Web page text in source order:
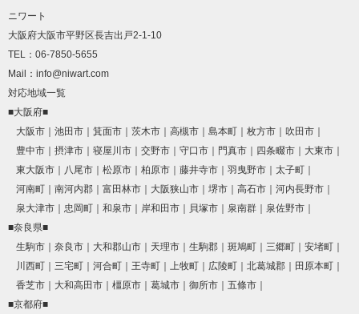
ニワート
大阪府大阪市平野区長吉出戸2-1-10
TEL：06-7850-5655
Mail：info@niwart.com
対応地域一覧
■大阪府■
大阪市
池田市 箕面市 茨木市 高槻市 島本町 枚方市
吹田市
豊中市
摂津市 寝屋川市 交野市 守口市 門真市 四条畷市
大東市
東大阪市
八尾市 松原市 柏原市 藤井寺市 羽曳野市
太子町
河南町
南河内郡 富田林市 大阪狭山市 堺市 高石市
河内長野市
泉大津市
忠岡町 和泉市 岸和田市 貝塚市 泉南群
泉佐野市
■奈良県■
生駒市
奈良市 大和郡山市 天理市 生駒郡 斑鳩町 三郷町
安堵町
川西町
三宅町 河合町 王寺町 上牧町 広陵町 北葛城郡
田原本町
香芝市
大和高田市 橿原市 葛城市 御所市
五條市
■京都府■